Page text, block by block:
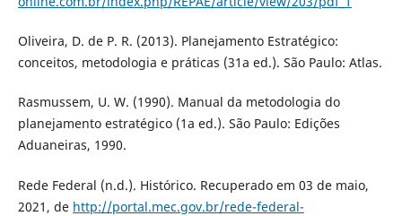
Oliveira, D. de P. R. (2013). Planejamento Estratégico:
conceitos, metodologia e práticas (31a ed.). São Paulo: Atlas.
Rasmussem, U. W. (1990). Manual da metodologia do
planejamento estratégico (1a ed.). São Paulo: Edições
Aduaneiras, 1990.
Rede Federal (n.d.). Histórico. Recuperado em 03 de maio,
2021, de http://portal.mec.gov.br/rede-federal-